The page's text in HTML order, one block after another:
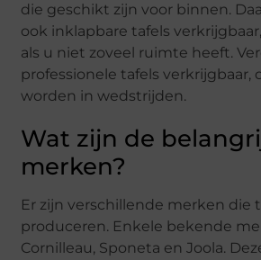
die geschikt zijn voor binnen.
ook inklapbare tafels
als u niet zoveel ruimte heeft.
professionele tafels verkrijgbaar,
worden in wedstrijden.
Wat zijn de
merken?
Er zijn verschillende merken die
produceren. Enkele bekende
Cornilleau, Sponeta en Joola.